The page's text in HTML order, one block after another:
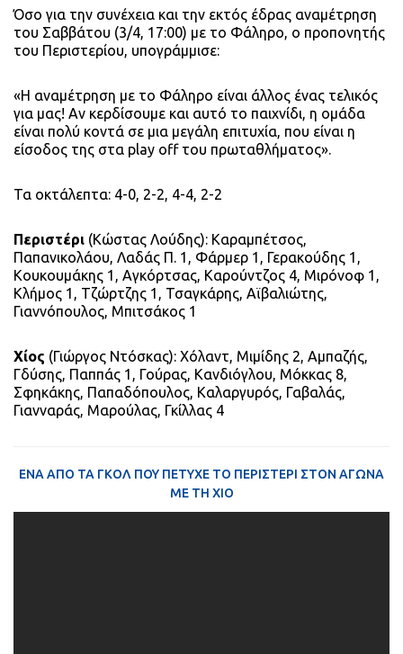
Όσο για την συνέχεια και την εκτός έδρας αναμέτρηση
του Σαββάτου (3/4, 17:00) με το Φάληρο, ο προπονητής
του Περιστερίου, υπογράμμισε:
«Η αναμέτρηση με το Φάληρο είναι άλλος ένας τελικός
για μας! Αν κερδίσουμε και αυτό το παιχνίδι, η ομάδα
είναι πολύ κοντά σε μια μεγάλη επιτυχία, που είναι η
είσοδος της στα play off του πρωταθλήματος».
Τα οκτάλεπτα: 4-0, 2-2, 4-4, 2-2
Περιστέρι (Κώστας Λούδης): Καραμπέτσος,
Παπανικολάου, Λαδάς Π. 1, Φάρμερ 1, Γερακούδης 1,
Κουκουμάκης 1, Αγκόρτσας, Καρούντζος 4, Μιρόνοφ 1,
Κλήμος 1, Τζώρτζης 1, Τσαγκάρης, Αϊβαλιώτης,
Γιαννόπουλος, Μπιτσάκος 1
Χίος (Γιώργος Ντόσκας): Χόλαντ, Μιμίδης 2, Αμπαζής,
Γδύσης, Παππάς 1, Γούρας, Κανδιόγλου, Μόκκας 8,
Σφηκάκης, Παπαδόπουλος, Καλαργυρός, Γαβαλάς,
Γιανναράς, Μαρούλας, Γκίλλας 4
ΕΝΑ ΑΠΟ ΤΑ ΓΚΟΛ ΠΟΥ ΠΕΤΥΧΕ ΤΟ ΠΕΡΙΣΤΕΡΙ ΣΤΟΝ ΑΓΩΝΑ
ΜΕ ΤΗ ΧΙΟ